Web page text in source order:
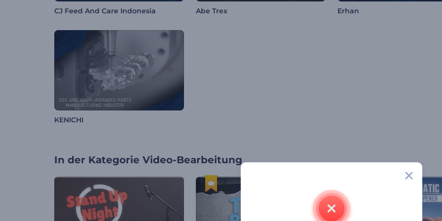
CJ Feed And Care Indonesia Abe Trex Erhan
KENICHI
In der Kategorie Video-Bearbeitung